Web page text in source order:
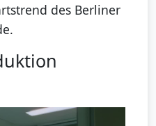
des Berliner